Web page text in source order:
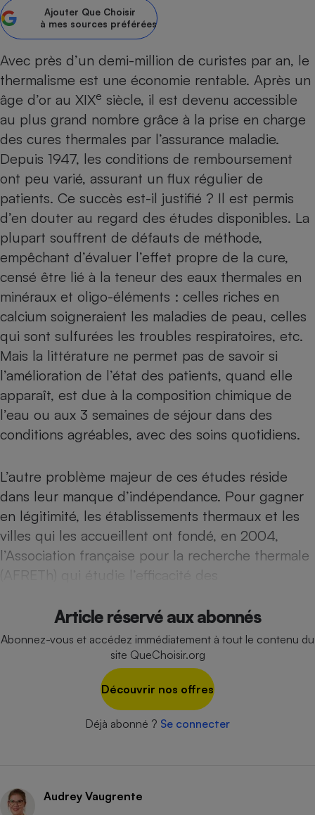
Ajouter Que Choisir
à mes sources préférées
Avec près d’un demi-million de curistes par an, le
thermalisme est une éco­nomie rentable. Après un
âge d’or au XIXe siècle, il est devenu accessible
au plus grand nombre grâce à la prise en charge
des cures thermales par l’assurance maladie.
Depuis 1947, les conditions de remboursement
ont peu varié, assurant un flux régulier de
patients. Ce succès est-il justifié ? Il est permis
d’en douter au regard des études disponibles. La
plupart souffrent de défauts de méthode,
empêchant d’évaluer l’effet propre de la cure,
censé être lié à la teneur des eaux thermales en
minéraux et oligo-éléments : celles riches en
calcium soigneraient les maladies de peau, celles
qui sont sulfurées les troubles respiratoires, etc.
Mais la littérature ne permet pas de savoir si
l’amélioration de l’état des patients, quand elle
apparaît, est due à la composition chimique de
l’eau ou aux 3 semaines de séjour dans des
conditions agréables, avec des soins quotidiens.
L’autre problème majeur de ces études réside
dans leur manque d’indépendance. Pour gagner
en légitimité, les établissements thermaux et les
villes qui les accueillent ont fondé, en 2004,
l’Association française pour la recherche thermale
(AFRETh) qui étudie l’efficacité des
Article réservé aux abonnés
Abonnez-vous et accédez immédiatement à tout le contenu du
site QueChoisir.org
Découvrir nos offres
Déjà abonné ? Se connecter
Audrey Vaugrente
bouteille
Assurance emprunteur
Banque
Lave-linge
Plaque de cuisson à
induction
Climatiseur -
Ventilateur
Cafetière à expressos
Téléviseur
Téléphone mobile -
Smartphone
Antivirus
Matelas
Radiateur électrique
Climatiseur -
Ventilateur
Mutuelle
Antimoustique